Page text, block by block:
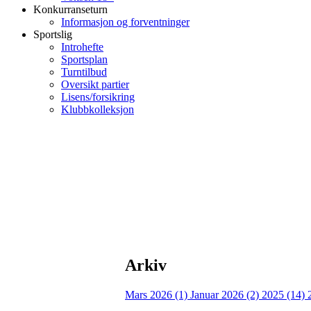
Konkurranseturn
Informasjon og forventninger
Sportslig
Introhefte
Sportsplan
Turntilbud
Oversikt partier
Lisens/forsikring
Klubbkolleksjon
Arkiv
Mars 2026 (1) Januar 2026 (2) 2025 (14)